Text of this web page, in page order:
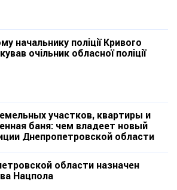
начальнику поліції Кривого
очільник обласної поліції
участков, квартиры и
баня: чем владеет новый
Днепропетровской области
области назначен
Нацпола